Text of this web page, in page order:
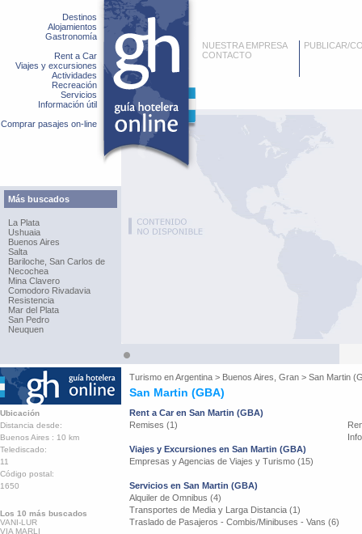
Destinos
Alojamientos
Gastronomía
Rent a Car
Viajes y excursiones
Actividades
Recreación
Servicios
Información útil
Comprar pasajes on-line
Más buscados
La Plata
Ushuaia
Buenos Aires
Salta
Bariloche, San Carlos de
Necochea
Mina Clavero
Comodoro Rivadavia
Resistencia
Mar del Plata
San Pedro
Neuquen
NUESTRA EMPRESA
CONTACTO
PUBLICAR/
Turismo enArgentina > Buenos Aires, Gran > San Martin
San Martin (GBA)
Ubicación
Distancia desde:
Buenos Aires : 10 km
Telediscado:
11
Código postal:
1650
Los 10 más buscados
VANI-LUR
VIA MARLI
Rent a Car en San Martin (GBA)
Remises (1)
Viajes y Excursiones en San Martin (GBA)
Empresas y Agencias de Viajes y Turismo (15)
Servicios en San Martin (GBA)
Alquiler de Omnibus (4)
Transportes de Media y Larga Distancia (1)
Traslado de Pasajeros - Combis/Minibuses - Vans (6)